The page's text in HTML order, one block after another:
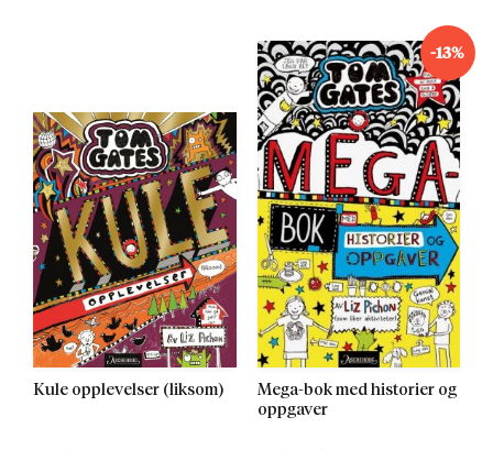
Kule opplevelser (liksom)
-13%
Mega-bok med historier og
oppgaver